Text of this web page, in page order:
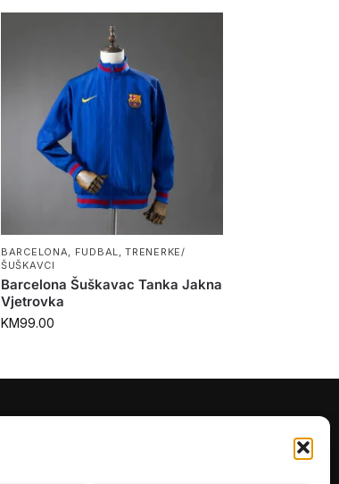
BARCELONA FUDBAL ,TRENERKE/
ŠUŠKAVCI
Barcelona Šuškavac Tanka Jakna
Vjetrovka
KM99.00